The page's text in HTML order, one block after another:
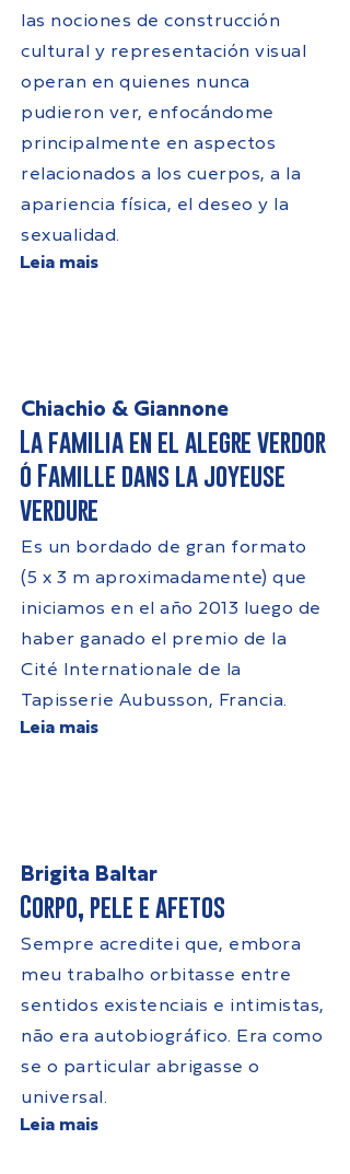
las nociones de construcción
cultural y representación visual
operan en quienes nunca
pudieron ver, enfocándome
principalmente en aspectos
relacionados a los cuerpos, a la
apariencia física, el deseo y la
sexualidad.
Leia mais
Chiachio & Giannone
La familia en el alegre verdor
ó Famille dans la joyeuse
verdure
Es un bordado de gran formato
(5 x 3 m aproximadamente) que
iniciamos en el año 2013 luego de
haber ganado el premio de la
Cité Internationale de la
Tapisserie Aubusson, Francia.
Leia mais
Brigita Baltar
Corpo, pele e afetos
Sempre acreditei que, embora
meu trabalho orbitasse entre
sentidos existenciais e intimistas,
não era autobiográfico. Era como
se o particular abrigasse o
universal.
Leia mais